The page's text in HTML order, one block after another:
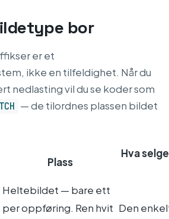
bor
er et
ikke en tilfeldighet. Når du
nedlasting vil du se koder som
— de tilordnes plassen bildet
Plass
Hva
Heltebildet — bare ett
per oppføring. Ren hvit Den